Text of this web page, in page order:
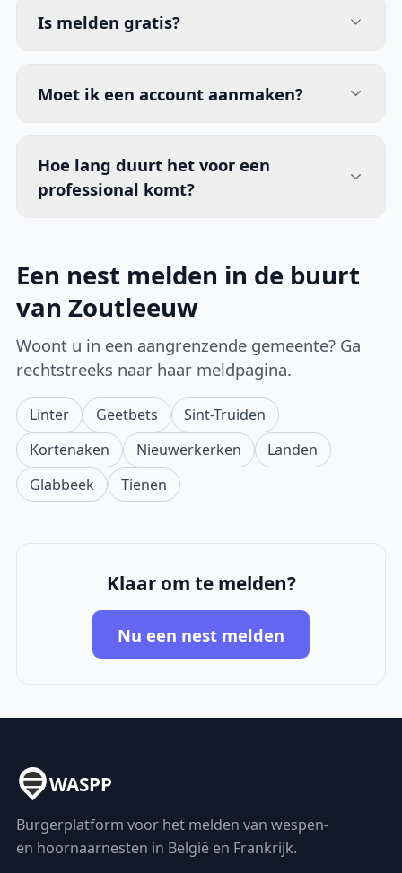
Is melden gratis?
Moet ik een account aanmaken?
Hoe lang duurt het voor een
professional komt?
Een nest melden in de buurt
van Zoutleeuw
Woont u in een aangrenzende gemeente? Ga
rechtstreeks naar haar meldpagina.
Linter Geetbets
Sint-Truiden
Kortenaken
Nieuwerkerken
Landen
Glabbeek
Tienen
Klaar om te melden?
Nu een nest melden
WASPP
Burgerplatform voor het melden van wespen-
en hoornaarnesten in België en Frankrijk.